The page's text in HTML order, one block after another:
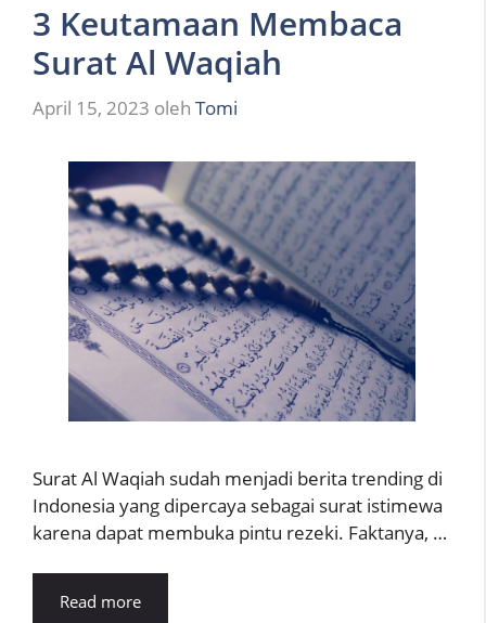
3 Keutamaan Membaca
Surat Al Waqiah
April 15, 2023 oleh Tomi
Surat Al Waqiah sudah menjadi berita trending di
Indonesia yang dipercaya sebagai surat istimewa
karena dapat membuka pintu rezeki. Faktanya, …
Read more